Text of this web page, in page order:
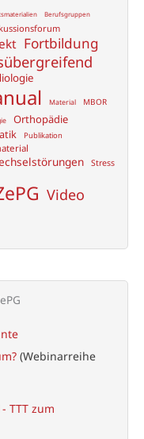
Berufsgruppen
Fortbildung
Material MBOR
Orthopädie
Publikation
Stress
Video
(Webinarreihe
TTT zum